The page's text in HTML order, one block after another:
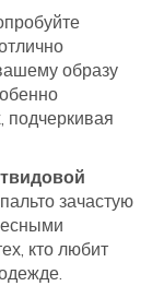
образу
подчеркивая
твидовой
зачастую
кто любит